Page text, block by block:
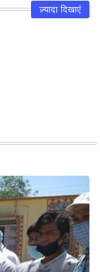
ज़्यादा दिखाएं